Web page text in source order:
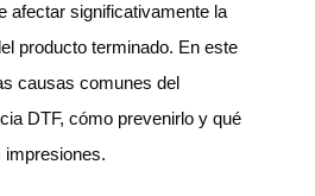
afectar significativamente la
producto terminado. En este
causas comunes del
DTF, cómo prevenirlo y qué
impresiones.